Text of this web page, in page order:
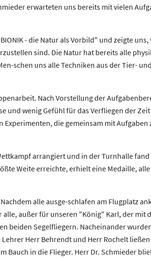
erwarteten uns bereits mit vielen
- die Natur als Vorbild" und zeigte
sind. Die Natur hat bereits alle
schen uns alle Techniken aus der Tier-
Nach Vorstellung der
wenig Gefühl für das Verfliegen der
die gemeinsam mit
arrangiert und in der Turnhalle
Weite erreichte, erhielt eine Medaille,
alle ausge-schlafen am Flugplatz
außer für unseren "König" Karl, der mit
beiden Segelfliegern. Nacheinander
Herr Behrendt und Herr Rochelt
Bauch in die Flieger. Herr Dr. Schmieder